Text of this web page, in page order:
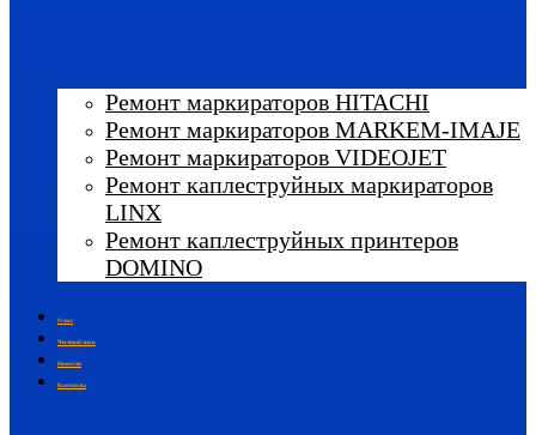
Ремонт маркираторов HITACHI
Ремонт маркираторов MARKEM-IMAJE
Ремонт маркираторов VIDEOJET
Ремонт каплеструйных маркираторов
LINX
Ремонт каплеструйных принтеров
DOMINO
О нас
Честный знак
Новости
Контакты